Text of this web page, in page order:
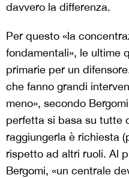
davvero la differenza.
Per questo «la
fondamentali», le ultime
primarie per un
che fanno grandi
meno», secondo
perfetta si basa su tutte
raggiungerla è richiesta
rispetto ad altri ruoli. Al
Bergomi, «un centrale